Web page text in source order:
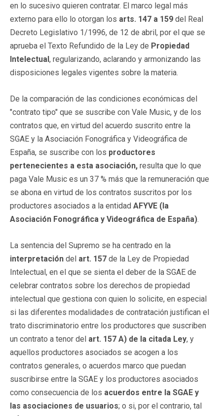
en lo sucesivo quieren contratar. El marco legal más
externo para ello lo otorgan los arts. 147 a 159 del Real
Decreto Legislativo 1/1996, de 12 de abril, por el que se
aprueba el Texto Refundido de la Ley de Propiedad
Intelectual, regularizando, aclarando y armonizando las
disposiciones legales vigentes sobre la materia.
De la comparación de las condiciones económicas del
"contrato tipo" que se suscribe con Vale Music, y de los
contratos que, en virtud del acuerdo suscrito entre la
SGAE y la Asociación Fonográfica y Videográfica de
España, se suscribe con los productores
pertenecientes a esta asociación, resulta que lo que
paga Vale Music es un 37 % más que la remuneración que
se abona en virtud de los contratos suscritos por los
productores asociados a la entidad AFYVE (la
Asociación Fonográfica y Videográfica de España).
La sentencia del Supremo se ha centrado en la
interpretación del art. 157 de la Ley de Propiedad
Intelectual, en el que se sienta el deber de la SGAE de
celebrar contratos sobre los derechos de propiedad
intelectual que gestiona con quien lo solicite, en especial
si las diferentes modalidades de contratación justifican el
trato discriminatorio entre los productores que suscriben
un contrato a tenor del art. 157 A) de la citada Ley, y
aquellos productores asociados se acogen a los
contratos generales, o acuerdos marco que puedan
suscribirse entre la SGAE y los productores asociados
como consecuencia de los acuerdos entre la SGAE y
las asociaciones de usuarios; o si, por el contrario, tal